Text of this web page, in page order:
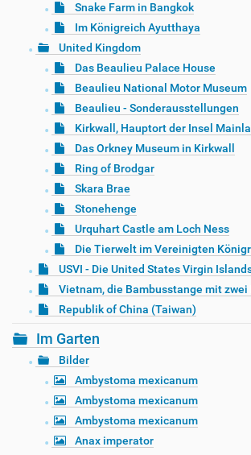
Snake Farm in Bangkok
Im Königreich Ayutthaya
United Kingdom
Das Beaulieu Palace House
Beaulieu National Motor Museum
Beaulieu - Sonderausstellungen
Kirkwall, Hauptort der Insel
Das Orkney Museum in Kirkwall
Ring of Brodgar
Skara Brae
Stonehenge
Urquhart Castle am Loch Ness
Die Tierwelt im Vereinigten
USVI - Die United States Virgin
Vietnam, die Bambusstange mit zwei
Republik of China (Taiwan)
Im Garten
Bilder
Ambystoma mexicanum
Ambystoma mexicanum
Ambystoma mexicanum
Anax imperator